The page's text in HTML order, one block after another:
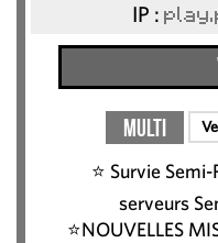
IP :
Multi
⭐ Survie
serveurs
⭐NOUVELLES